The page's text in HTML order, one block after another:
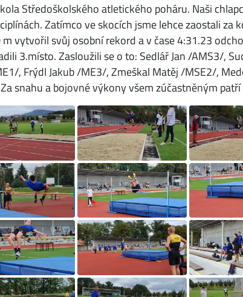
Středoškolského atletického poháru. Naši
Zatímco ve skocích jsme lehce zaostali za
vytvořil svůj osobní rekord a v čase 4:31.23
3.místo. Zasloužili se o to: Sedlář Jan /AMS3/,
, Frýdl Jakub /ME3/, Zmeškal Matěj /MSE2/,
snahu a bojovné výkony všem zúčastněným patří